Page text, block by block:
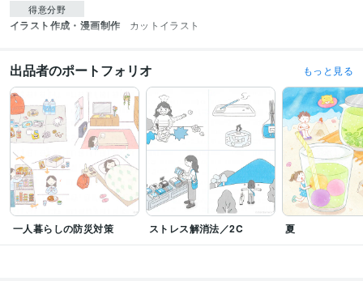
得意分野
イラスト作成・漫画制作 カットイラスト
出品者のポートフォリオ もっと見る
一人暮らしの防災対策 ストレス解消法／2C 夏